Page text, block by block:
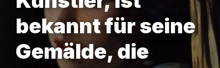
bekannt für seine
Gemälde, die